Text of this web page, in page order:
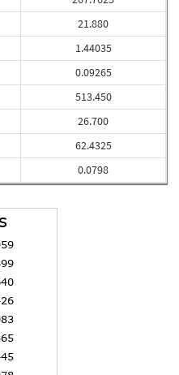
21.880
1.44035
0.09265
513.450
26.700
62.4325
0.0798